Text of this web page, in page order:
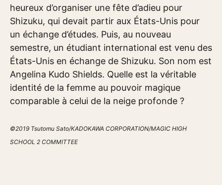
heureux d’organiser une fête d’adieu pour
Shizuku, qui devait partir aux États-Unis pour
un échange d’études. Puis, au nouveau
semestre, un étudiant international est venu des
États-Unis en échange de Shizuku. Son nom est
Angelina Kudo Shields. Quelle est la véritable
identité de la femme au pouvoir magique
comparable à celui de la neige profonde ?
©2019 Tsutomu Sato/KADOKAWA CORPORATION/MAGIC HIGH
SCHOOL 2 COMMITTEE